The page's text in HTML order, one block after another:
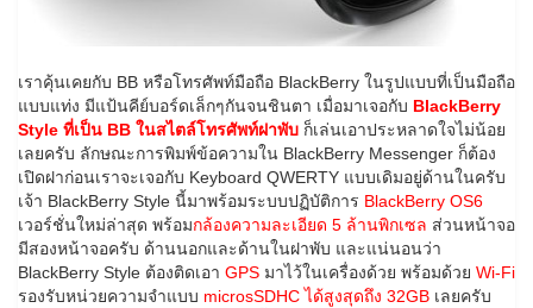
เราคุ้นเคยกับ BB หรือโทรศัพท์มือถือ BlackBerry ในรูปแบบที่เป็นมือถือ
แบบแท่ง มีแป้นคีย์บอร์ดเล็กๆกันจนชินตา เมื่อมาเจอกับ BlackBerry
Style ที่เป็น BB ในสไตล์โทรศัพท์ฝาพับ ก็เล่นเอาประหลาดใจไม่น้อย
เลยครับ ลักษณะการพิมพ์ข้อความใน BlackBerry Messenger ก็ต้อง
เปิดฝาก่อนเราจะเจอกับ Keyboard QWERTY แบบเดิมอยู่ด้านในครับ
เจ้า BlackBerry Style นี้มาพร้อมระบบปฏิบัติการ BlackBerry OS6
เวอร์ชั่นใหม่ล่าสุด พร้อมกล้องความละเอียด 5 ล้านพิกเซล ส่วนหน้าจอ
มีสองหน้าจอครับ ด้านนอกและด้านในฝาพับ และแน่นอนว่า
BlackBerry Style ต้องติดเอา GPS มาไว้ในเครื่องด้วย พร้อมด้วย Wi-Fi
รองรับหน่วยความจำแบบ microsSDHC ได้สูงสุดถึง 32GB เลยครับ